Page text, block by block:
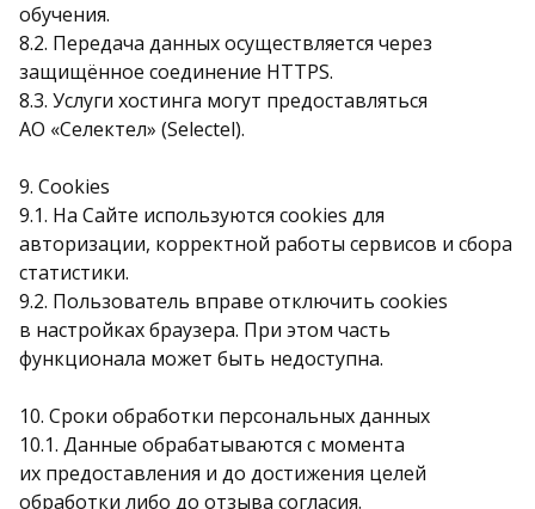
обучения.
8.2. Передача данных осуществляется через
защищённое соединение HTTPS.
8.3. Услуги хостинга могут предоставляться
АО «Селектел» (Selectel).
9. Cookies
9.1. На Сайте используются cookies для
авторизации, корректной работы сервисов и сбора
статистики.
9.2. Пользователь вправе отключить cookies
в настройках браузера. При этом часть
функционала может быть недоступна.
10. Сроки обработки персональных данных
10.1. Данные обрабатываются с момента
их предоставления и до достижения целей
обработки либо до отзыва согласия.